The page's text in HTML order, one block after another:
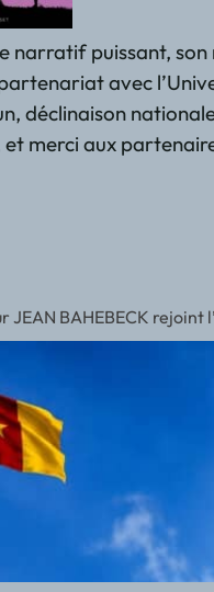
narratif puissant,
avec
déclinaison
merci aux
JEAN BAHEBECK